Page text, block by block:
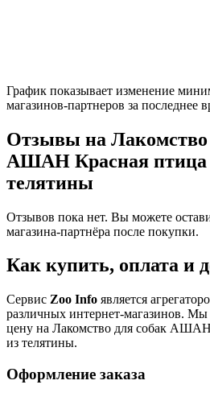
График показывает изменение
магазинов-партнеров за последнее
Отзывы на Лакомство
АШАН Красная птица
телятины
Отзывов пока нет. Вы можете
магазина-партнёра после покупки.
Как купить, оплата и
Сервис Zoo Info является
различных интернет-магазинов.
цену на Лакомство для собак
из телятины.
Оформление заказа